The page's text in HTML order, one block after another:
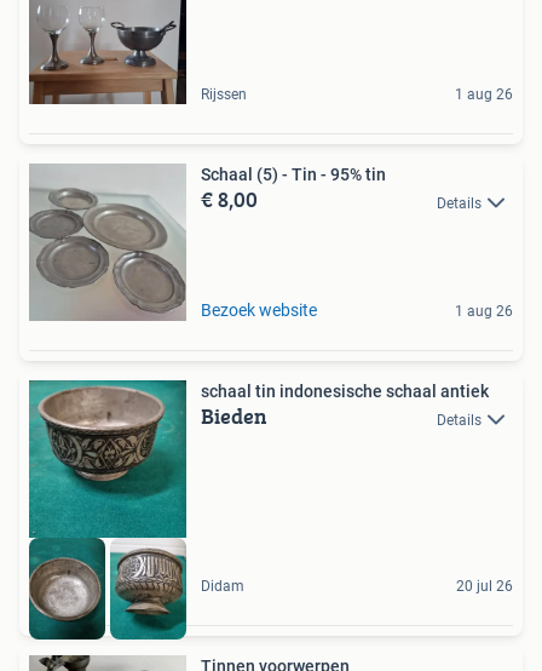
Rijssen 1 aug 26
Schaal (5) - Tin - 95% tin
€ 8,00 Details
Bezoek website 1 aug 26
schaal tin indonesische schaal antiek
Bieden Details
Didam 20 jul 26
Tinnen voorwerpen